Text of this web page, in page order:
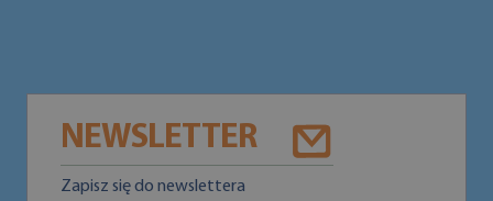
NEWSLETTER
Zapisz się do newslettera